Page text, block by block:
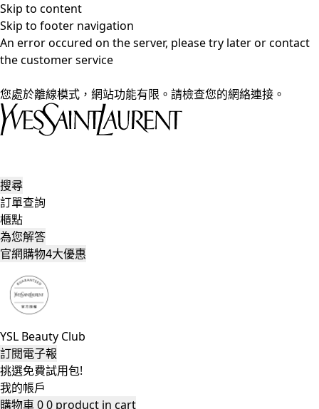
Skip to content
Skip to footer navigation
An error occured on the server, please try later or contact
the customer service
您處於離線模式，網站功能有限。請檢查您的網絡連接。
搜尋
訂單查詢
櫃點
為您解答
官網購物4大優惠
YSL Beauty Club
訂閱電子報
挑選免費試用包!
我的帳戶
購物車00 product in cart